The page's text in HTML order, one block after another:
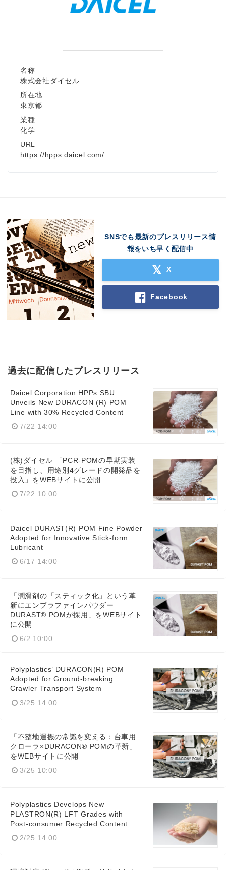
名称
株式会社ダイセル
所在地
東京都
業種
化学
URL
https://hpps.daicel.com/
SNSでも最新のプレスリリース情
報をいち早く配信中
X
Facebook
過去に配信したプレスリリース
Daicel Corporation HPPs SBU
Unveils New DURACON (R) POM
Line with 30% Recycled Content
7/22 14:00
(株)ダイセル 「PCR-POMの早期実装
を目指し、用途別4グレードの開発品を
投入」をWEBサイトに公開
7/22 10:00
Daicel DURAST(R) POM Fine Powder
Adopted for Innovative Stick-form
Lubricant
6/17 14:00
「潤滑剤の「スティック化」という革
新にエンプラファインパウダー
DURAST® POMが採用」をWEBサイト
に公開
6/2 10:00
Polyplastics’ DURACON(R) POM
Adopted for Ground-breaking
Crawler Transport System
3/25 14:00
「不整地運搬の常識を変える：台車用
クローラ×DURACON® POMの革新」
をWEBサイトに公開
3/25 10:00
Polyplastics Develops New
PLASTRON(R) LFT Grades with
Post-consumer Recycled Content
2/25 14:00